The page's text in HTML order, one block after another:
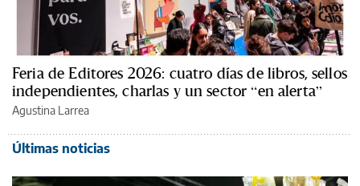
Feria de Editores 2026: cuatro días de libros, sellos
independientes, charlas y un sector “en alerta”
Agustina Larrea
Últimas noticias